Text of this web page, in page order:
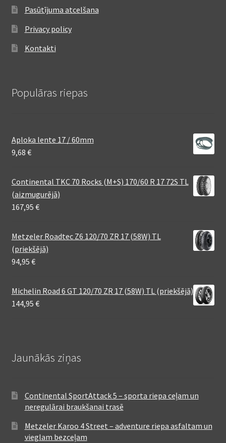
Pasūtījuma atcelšana
Privacy policy
Kontakti
Populāras riepas
Aploka lente 17 / 60mm
9,68 €
Continental TKC 70 Rocks (M+S) 170/60 R 17 72S TL
(aizmugurējā)
167,95 €
Metzeler Roadtec Z6 120/70 ZR 17 (58W) TL
(priekšējā)
94,95 €
Michelin Road 6 GT 120/70 ZR 17 (58W) TL (priekšējā)
144,95 €
Jaunākās ziņas
Continental SportAttack 5 – sporta riepa ceļam un
neregulārai braukšanai trasē
Metzeler Karoo 4 Street – adventure riepa asfaltam un
vieglam bezceļam